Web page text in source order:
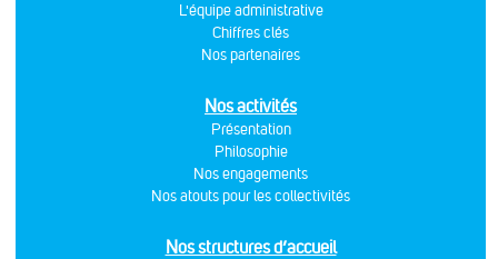
L'équipe administrative
Chiffres clés
Nos partenaires
Nos activités
Présentation
Philosophie
Nos engagements
Nos atouts pour les collectivités
Nos structures d’accueil